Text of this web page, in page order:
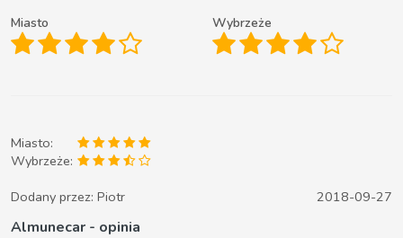
Miasto Wybrzeże
Miasto:
Wybrzeże:
Dodany przez: Piotr 2018-09-27
Almunecar - opinia